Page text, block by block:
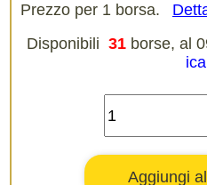
Prezzo per 1 borsa.
Disponibili 31 borse, al
ica